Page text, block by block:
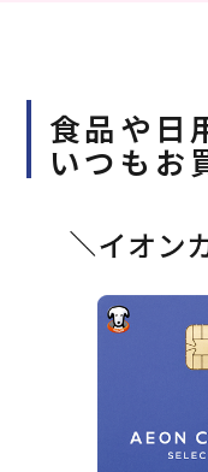
食品や日
いつもお